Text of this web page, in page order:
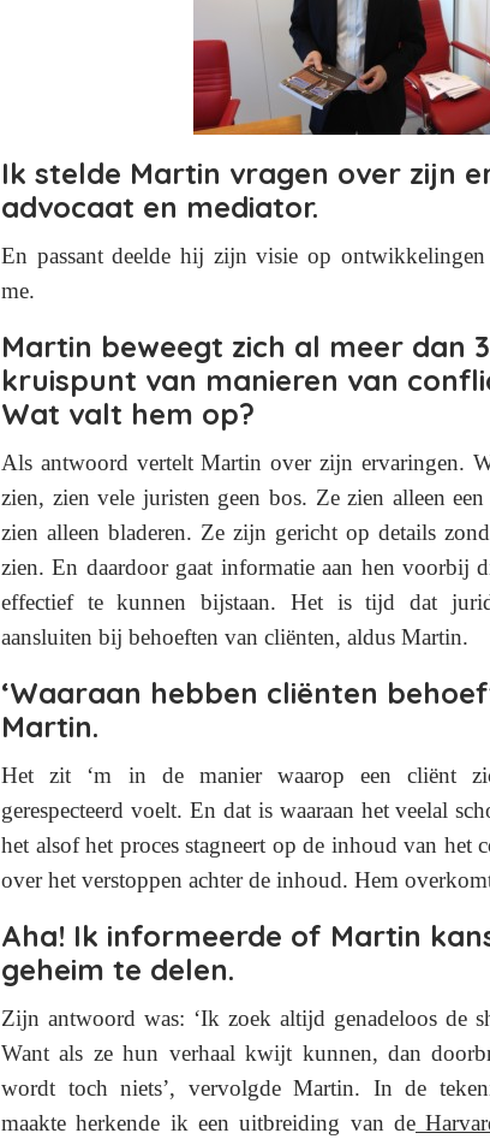
Ik stelde Martin vragen over zijn
advocaat en mediator.
En passant deelde hij zijn visie op
me.
Martin beweegt zich al meer dan
kruispunt van manieren van
Wat valt hem op?
Als antwoord vertelt Martin over zijn ervaringen.
zien, zien vele juristen geen bos. Ze zien alleen
zien alleen bladeren. Ze zijn gericht op details
zien. En daardoor gaat informatie aan hen voorbij
effectief te kunnen bijstaan.
Het is tijd dat
aansluiten bij behoeften van cliënten, aldus Martin.
‘Waaraan hebben cliënten
Martin.
Het zit ‘m in de manier waarop een cliënt
gerespecteerd voelt. En dat is waaraan het veelal
het alsof het proces stagneert op de inhoud van het
over het verstoppen achter de inhoud. Hem
Aha! Ik informeerde of Martin
geheim te delen.
Zijn antwoord was: ‘Ik zoek altijd genadeloos de
Want als ze hun verhaal kwijt kunnen, dan
wordt toch niets’, vervolgde Martin. In de
maakte herkende ik een uitbreiding van de